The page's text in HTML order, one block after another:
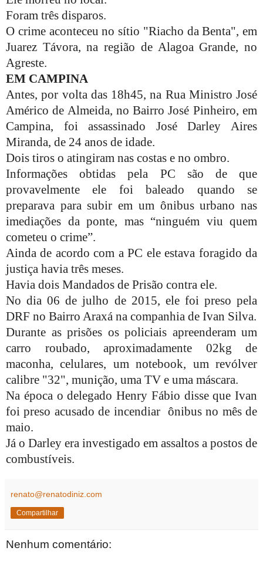
Foram três disparos.
O crime aconteceu no sítio "Riacho da Benta", em
Juarez Távora, na região de Alagoa Grande, no
Agreste.
EM CAMPINA
Antes, por volta das 18h45, na Rua Ministro José
Américo de Almeida, no Bairro José Pinheiro, em
Campina, foi assassinado José Darley Aires
Miranda, de 24 anos de idade.
Dois tiros o atingiram nas costas e no ombro.
Informações obtidas pela PC são de que
provavelmente ele foi baleado quando se
preparava para subir em um ônibus urbano nas
imediações da ponte, mas “ninguém viu quem
cometeu o crime”.
Ainda de acordo com a PC ele estava foragido da
justiça havia três meses.
Havia dois Mandados de Prisão contra ele.
No dia 06 de julho de 2015, ele foi preso pela
DRF no Bairro Araxá na companhia de Ivan Silva.
Durante as prisões os policiais apreenderam um
carro roubado, aproximadamente 02kg de
maconha, celulares, um notebook, um revólver
calibre "32", munição, uma TV e uma máscara.
Na época o delegado Henry Fábio disse que Ivan
foi preso acusado de incendiar ônibus no mês de
maio.
Já o Darley era investigado em assaltos a postos de
combustíveis.
renato@renatodiniz.com
Compartilhar
Nenhum comentário: